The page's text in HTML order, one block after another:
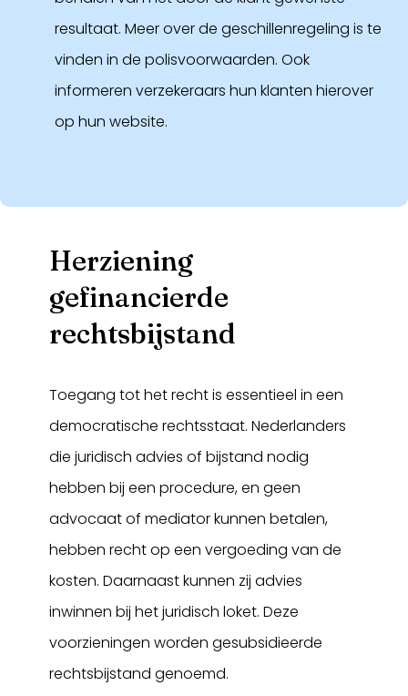
resultaat. Meer over de geschillenregeling is te
vinden in de polisvoorwaarden. Ook
informeren verzekeraars hun klanten hierover
op hun website.
Herziening
gefinancierde
rechtsbijstand
Toegang tot het recht is essentieel in een
democratische rechtsstaat. Nederlanders
die juridisch advies of bijstand nodig
hebben bij een procedure, en geen
advocaat of mediator kunnen betalen,
hebben recht op een vergoeding van de
kosten. Daarnaast kunnen zij advies
inwinnen bij het juridisch loket. Deze
voorzieningen worden gesubsidieerde
rechtsbijstand genoemd.